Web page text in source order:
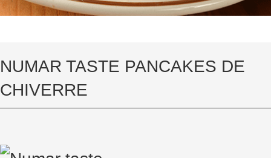
NUMAR TASTE PANCAKES DE
CHIVERRE